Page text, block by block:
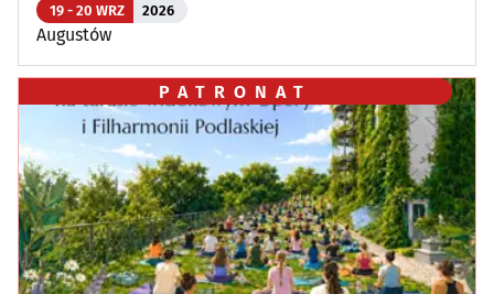
19 - 20 WRZ 2026
Augustów
PATRONAT